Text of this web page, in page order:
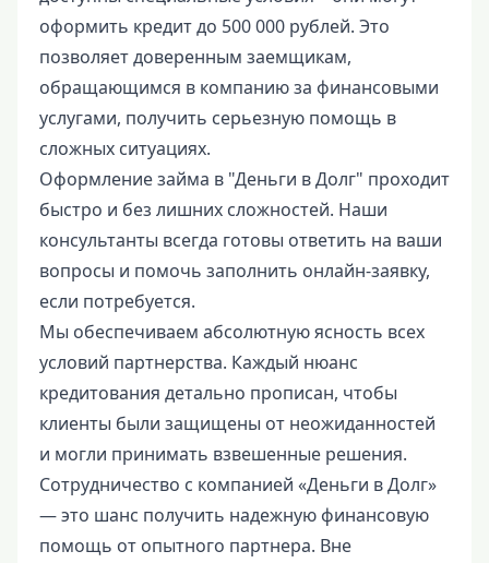
оформить кредит до 500 000 рублей. Это
позволяет доверенным заемщикам,
обращающимся в компанию за финансовыми
услугами, получить серьезную помощь в
сложных ситуациях.
Оформление займа в "Деньги в Долг" проходит
быстро и без лишних сложностей. Наши
консультанты всегда готовы ответить на ваши
вопросы и помочь заполнить онлайн-заявку,
если потребуется.
Мы обеспечиваем абсолютную ясность всех
условий партнерства. Каждый нюанс
кредитования детально прописан, чтобы
клиенты были защищены от неожиданностей
и могли принимать взвешенные решения.
Сотрудничество с компанией «Деньги в Долг»
— это шанс получить надежную финансовую
помощь от опытного партнера. Вне